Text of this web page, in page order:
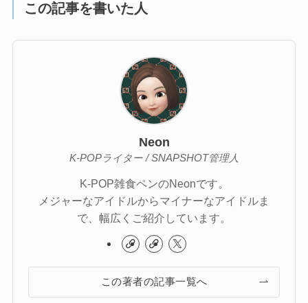
この記事を書いた人
Neon
K-POPライター / SNAPSHOT管理人
K-POP雑食ペンのNeonです。
メジャーなアイドルからマイナーなアイドルま
で、幅広くご紹介しています。
この著者の記事一覧へ